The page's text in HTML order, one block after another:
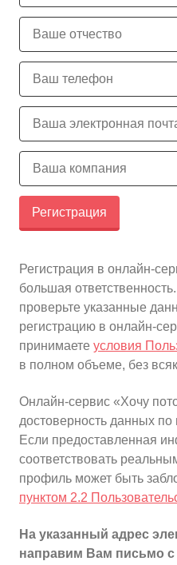
10
Ориентировочная
Подобрать
Регистрация
Регистрация в онлайн-
большая
проверьте указанные
регистрацию в онлайн-
принимаете условия
в полном объеме, без
Онлайн-сервис «Хочу
достоверность данных по
Если предоставленная
соответствовать
профиль может быть
пунктом 2.2
На указанный адрес
направим Вам письмо